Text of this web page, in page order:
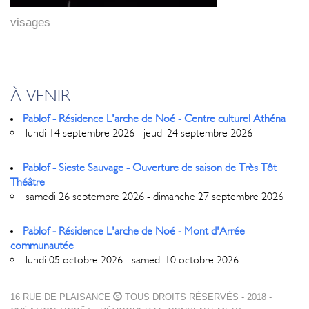
visages
À VENIR
Pablof - Résidence L'arche de Noé - Centre culturel Athéna
lundi 14 septembre 2026 - jeudi 24 septembre 2026
Pablof - Sieste Sauvage - Ouverture de saison de Très Tôt
Théâtre
samedi 26 septembre 2026 - dimanche 27 septembre 2026
Pablof - Résidence L'arche de Noé - Mont d'Arrée
communautée
lundi 05 octobre 2026 - samedi 10 octobre 2026
16 RUE DE PLAISANCE
TOUS DROITS RÉSERVÉS - 2018 -